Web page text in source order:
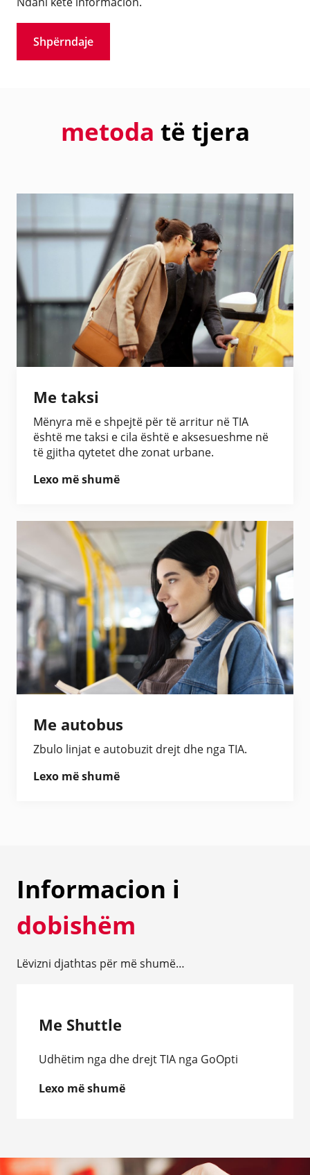
Shpërndaje
metoda të tjera
Me taksi
Mënyra më e shpejtë për të arritur në TIA
është me taksi e cila është e aksesueshme në
të gjitha qytetet dhe zonat urbane.
Lexo më shumë
Me autobus
Zbulo linjat e autobuzit drejt dhe nga TIA.
Lexo më shumë
Informacion i
dobishëm
Lëvizni djathtas për më shumë…
Me Shuttle
Udhëtim nga dhe drejt TIA nga GoOpti
Lexo më shumë